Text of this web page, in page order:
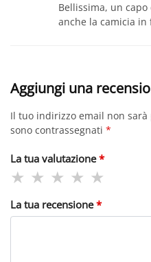
Bellissima, un
anche la camicia
Aggiungi una
Il tuo indirizzo email non
sono contrassegnati *
La tua valutazione*
La tua recensione*